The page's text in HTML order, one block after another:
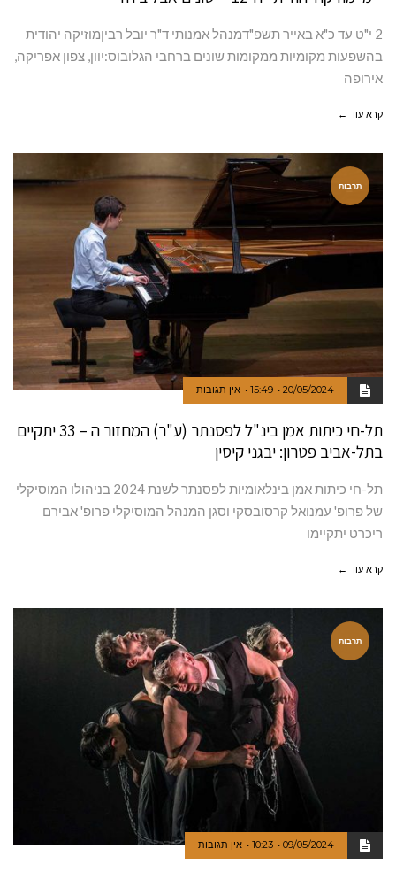
2 י"ט עד כ"א באייר תשפ"דמנהל אמנותי ד"ר יובל רביןמוזיקה יהודית
בהשפעות מקומיות ממקומות שונים ברחבי הגלובוס:יוון, צפון אפריקה,
אירופה
קרא עוד ←
תרבות
20/05/2024
15:49 אין תגובות
תל-חי כיתות אמן בינ"ל לפסנתר (ע"ר) המחזור ה – 33 יתקיים
בתל-אביב פטרון: יבגני קיסין
תל-חי כיתות אמן בינלאומיות לפסנתר לשנת 2024 בניהולו המוסיקלי
של פרופ' עמנואל קרסובסקי וסגן המנהל המוסיקלי פרופ' אבירם
ריכרט יתקיימו
קרא עוד ←
תרבות
09/05/2024
10:23 אין תגובות